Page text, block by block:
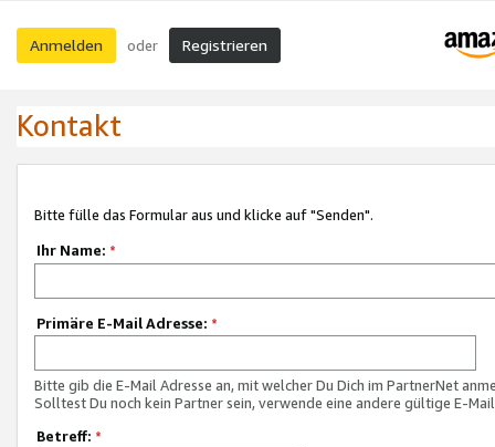
Anmelden oder Registrieren
Kontakt
Bitte fülle das Formular aus und klicke auf "Senden".
Ihr Name: *
Primäre E-Mail Adresse: *
Bitte gib die E-Mail Adresse an, mit welcher Du Dich im PartnerNet
Solltest Du noch kein Partner sein, verwende eine andere gültige E-
Betreff: *